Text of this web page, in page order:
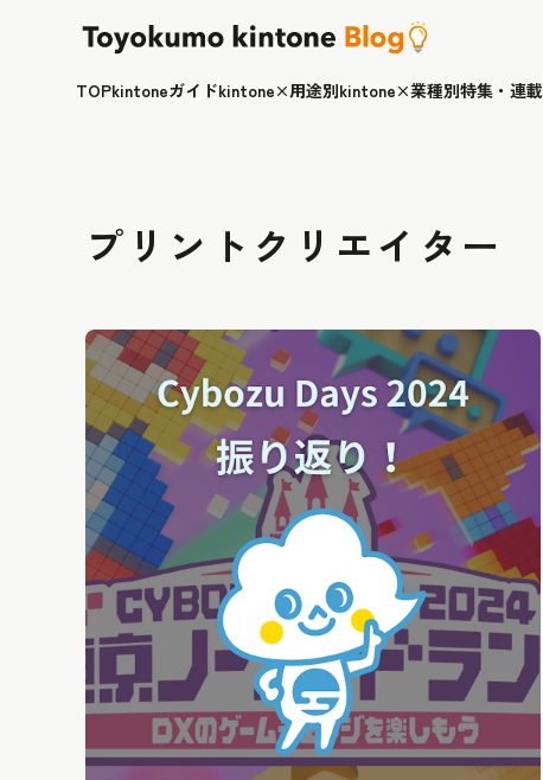
TOPkintoneガイドkintone×用途別kintone×業種別特集・連載
プリントクリエイター